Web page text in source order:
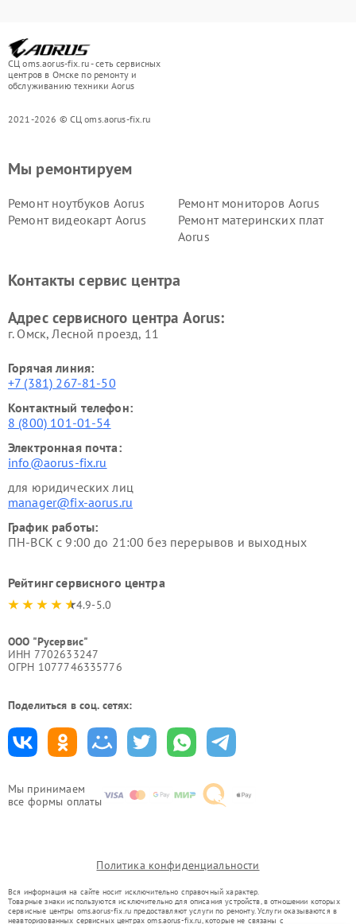
СЦ oms.aorus-fix.ru - сеть сервисных
центров в Омске по ремонту и
обслуживанию техники Aorus
2021-2026 © СЦ oms.aorus-fix.ru
Мы принимаем
все формы оплаты
Мы ремонтируем
Ремонт ноутбуков Aorus
Ремонт мониторов Aorus
Ремонт видеокарт Aorus
Ремонт материнских плат
Aorus
Контакты сервис центра
Адрес сервисного центра Aorus:
г. Омск, ​Лесной проезд, 11
Горячая линия:
+7 (381) 267-81-50
Контактный телефон:
8 (800) 101-01-54
Электронная почта:
info@aorus-fix.ru
для юридических лиц
manager@fix-aorus.ru
График работы:
ПН-ВСК с 9:00 до 21:00 без перерывов и выходных
Рейтинг сервисного центра
4.9-5.0
ООО "Русервис"
ИНН 7702633247
ОГРН 1077746335776
Поделиться в соц. сетях:
Политика конфиденциальности
Вся информация на сайте носит исключительно справочный характер.
Товарные знаки используются исключительно для описания устройств, в отношении которых
сервисные центры oms.aorus-fix.ru предоставляют услуги по ремонту. Услуги оказываются в
неавторизованных сервисных центрах oms.aorus-fix.ru, которые не связаны с